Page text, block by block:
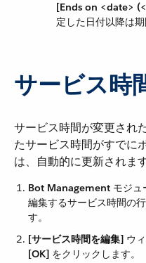
[Ends on <date>
定した日付以降は
サービス時
サービス時間が変更され
たサービス時間がすでに
は、自動的に更新されます
Bot Management モジュ
編集するサービス時間の行
す。
[サービス時間を編集] ウ
[OK] ​ をクリックします。